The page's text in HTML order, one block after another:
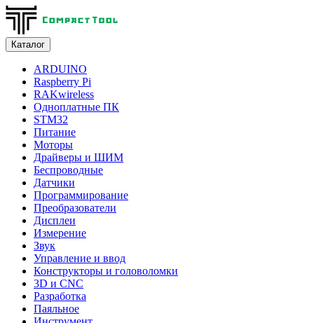
Каталог
ARDUINO
Raspberry Pi
RAKwireless
Одноплатные ПК
STM32
Питание
Моторы
Драйверы и ШИМ
Беспроводные
Датчики
Программирование
Преобразователи
Дисплеи
Измерение
Звук
Управление и ввод
Конструкторы и головоломки
3D и CNC
Разработка
Паяльное